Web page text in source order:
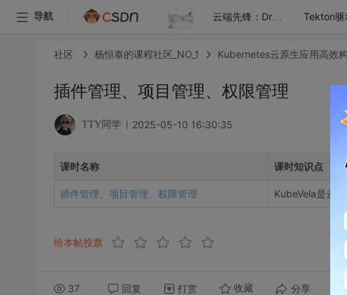
导航 云端先锋：Drone与K8S的自动化交付艺术
社区 杨恒泰的课程社区_NO_1 Kubernetes云原生应用高效
插件管理、项目管理、权限管理
TTY同学 2025-05-10 16:30:35
课时名称 课时知识点
插件管理、项目管理、权限管理 KubeVela是云
给本帖投票
37 回复 打赏 收藏 分享